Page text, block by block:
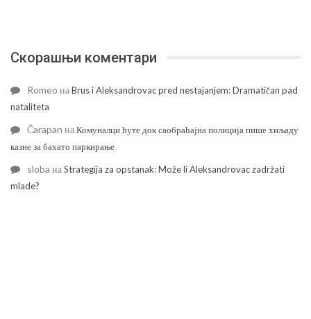
Скорашњи коментари
Romeo наBrus i Aleksandrovac pred nestajanjem: Dramatičan pad
nataliteta
Čarapan наКомуналци ћуте док саобраћајна полиција пише хиљаду
казне за бахато паркирање
sloba наStrategija za opstanak: Može li Aleksandrovac zadržati
mlade?